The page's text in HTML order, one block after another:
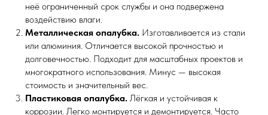
неё ограниченный срок службы и она подвержена
воздействию влаги.
Металлическая опалубка. Изготавливается из стали
или алюминия. Отличается высокой прочностью и
долговечностью. Подходит для масштабных проектов и
многократного использования. Минус — высокая
стоимость и значительный вес.
Пластиковая опалубка. Лёгкая и устойчивая к
коррозии. Легко монтируется и демонтируется. Часто